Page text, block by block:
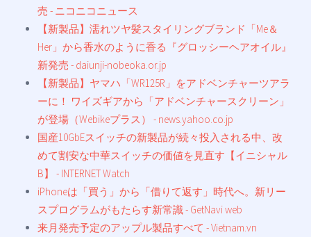
売 - ニコニコニュース
【新製品】濡れツヤ髪スタイリングブランド「Me＆
Her」から香水のように香る『グロッシーヘアオイル』
新発売 - daiunji-nobeoka.or.jp
【新製品】ヤマハ「WR125R」をアドベンチャーツアラ
ーに！ ワイズギアから「アドベンチャースクリーン」
が登場（Webikeプラス） - news.yahoo.co.jp
国産10GbEスイッチの新製品が続々投入される中、改
めて割安な中華スイッチの価値を見直す【イニシャル
B】 - INTERNET Watch
iPhoneは「買う」から「借りて返す」時代へ。新リー
スプログラムがもたらす新常識 - GetNavi web
来月発売予定のアップル製品すべて - Vietnam.vn